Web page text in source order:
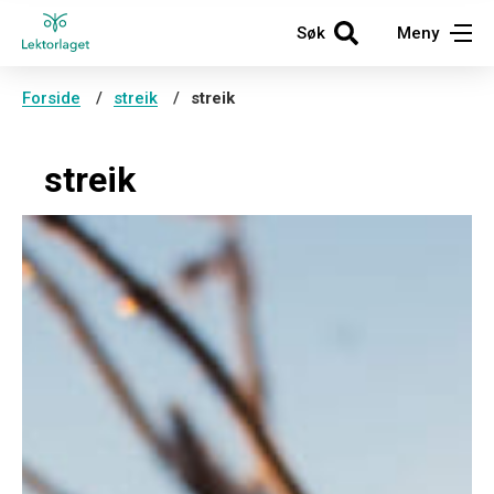
Søk Meny
Forside streik streik
streik